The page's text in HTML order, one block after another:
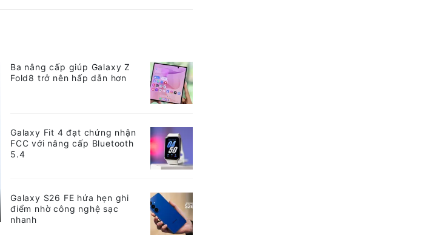
Ba nâng cấp giúp Galaxy Z
Fold8 trở nên hấp dẫn hơn
Galaxy Fit 4 đạt chứng nhận
FCC với nâng cấp Bluetooth
5.4
Galaxy S26 FE hứa hẹn ghi
điểm nhờ công nghệ sạc
nhanh